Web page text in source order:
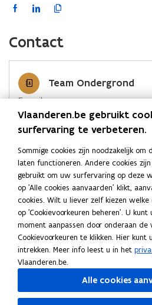
w
v
F
c
e
b
L
k
e
d
i
o
p
e
n
t
i
n
i
e
u
v
K
i
e
e
i
n
k
n
a
a
r
l
e
m
o
Contact
Team Ondergrond
E-mail
beleid.omgeving@vlaanderen.be
Adres
Departement Omgeving
Team Ondergrond
Herman Teirlinckgebouw
Havenlaan 88, 1000 Brussel, België
Routeplanner
p
e
n
t
i
n
Postadres
Departement Omgeving
Team Ondergrond
Koning Albert II laan 15 bus 547,
Meer details
Vlaanderen.be gebruikt
surfervaring te verbeteren.
Sommige cookies zijn noodzakelijk
laten functioneren. Andere cookies
gebruikt om uw surfervaring op deze
op 'Alle cookies aanvaarden' klikt,
cookies. Wilt u liever zelf kiezen
op 'Cookievoorkeuren beheren'. U
moment aanpassen door onderaan de
Cookievoorkeuren te klikken. Hier
intrekken. Meer info leest u in het
Vlaanderen.be.
Alle cookies